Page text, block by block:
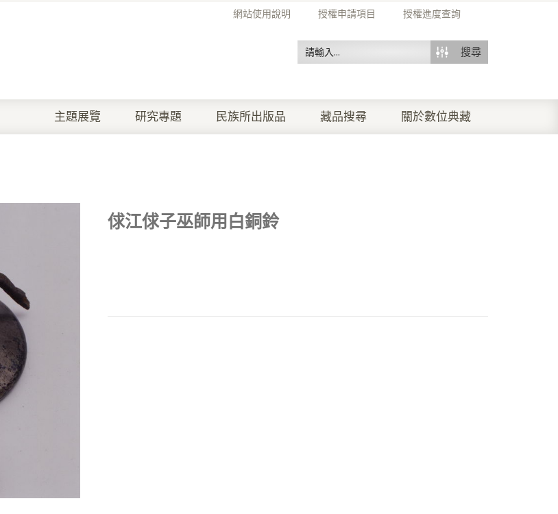
網站使用說明 授權申請項目 授權進度查詢
搜尋
主題展覽 研究專題 民族所出版品 藏品搜尋 關於數位典藏
俅江俅子巫師用白銅鈴